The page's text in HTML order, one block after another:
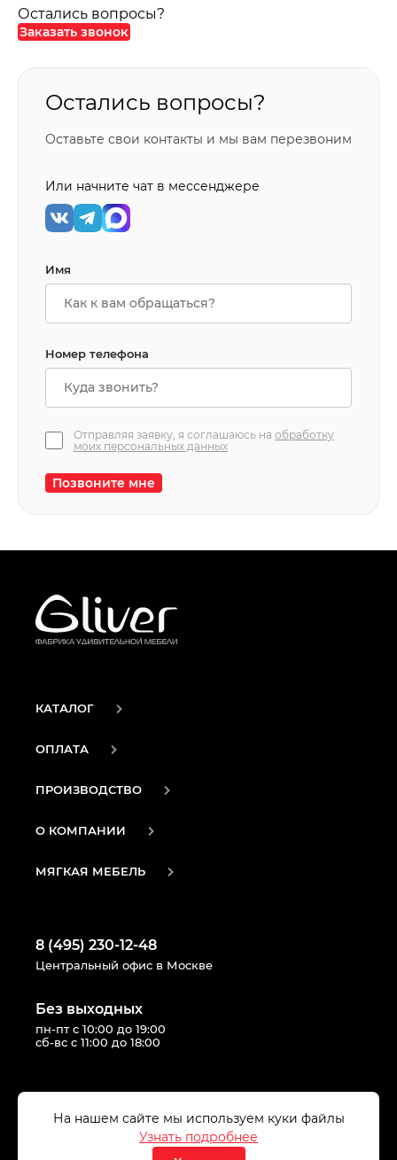
Остались вопросы?
Заказать звонок
Остались вопросы?
Оставьте свои контакты и мы вам перезвоним
Или начните чат в мессенджере
Имя
Номер телефона
Отправляя заявку, я соглашаюсь на обработку
моих персональных данных
Позвоните мне
КАТАЛОГ
ОПЛАТА
ПРОИЗВОДСТВО
О КОМПАНИИ
МЯГКАЯ МЕБЕЛЬ
8 (495) 230-12-48
Центральный офис в Москве
Без выходных
пн-пт с 10:00 до 19:00
сб-вс с 11:00 до 18:00
На нашем сайте мы используем куки файлы
Узнать подробнее